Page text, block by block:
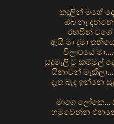
කඳුලින් මගේ
ඔබ නෑ
රහසින් වගේ
ඇයි මා දමා
විලාපයේ
සුදුමැලි වූ කම්මුල්
සිනාවන්
දෑත බැඳ ඉන්නෙ
මාගෙ ලෝකෙ...
හමුවෙන්න එනනෙ